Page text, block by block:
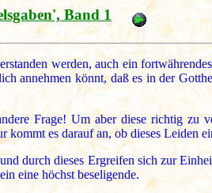
Band 1
werden, auch ein
annehmen könnt, daß es in der
Frage! Um aber diese richtig zu
es darauf an, ob dieses Leiden
durch dieses Ergreifen sich zur
eine höchst beseligende.